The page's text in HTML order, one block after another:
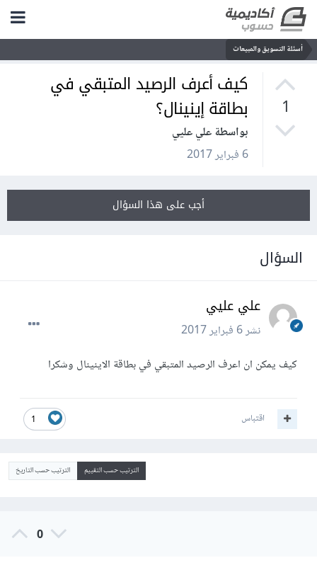
أسئلة التسويق والمبيعات
1
كيف أعرف الرصيد المتبقي في
بطاقة إينينال؟
بواسطة علي عليي
6 فبراير 2017
أجب على هذا السؤال
السؤال
علي عليي
نشر6 فبراير 2017
كيف يمكن ان اعرف الرصيد المتبقي في بطاقة الاينينال وشكرا
1 اقتباس
الترتيب حسب التقييم الترتيب حسب التاريخ
0